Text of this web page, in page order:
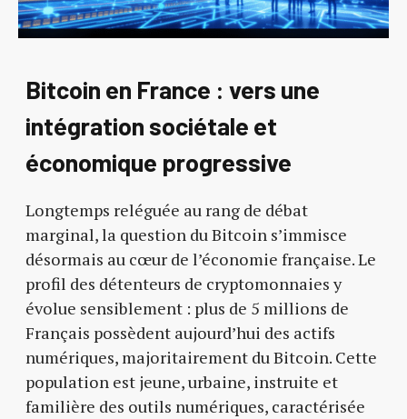
Bitcoin en France : vers une
intégration sociétale et
économique progressive
Longtemps reléguée au rang de débat
marginal, la question du Bitcoin s’immisce
désormais au cœur de l’économie française. Le
profil des détenteurs de cryptomonnaies y
évolue sensiblement : plus de 5 millions de
Français possèdent aujourd’hui des actifs
numériques, majoritairement du Bitcoin. Cette
population est jeune, urbaine, instruite et
familière des outils numériques, caractérisée